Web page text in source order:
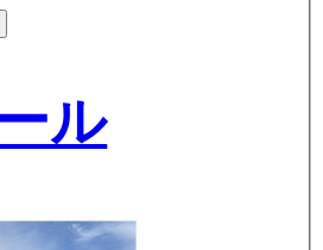
ル